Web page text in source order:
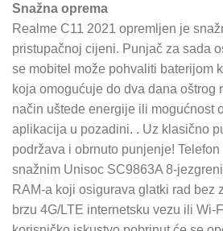
Snažna oprema
Realme C11 2021 opremljen je
pristupačnoj cijeni. Punjač za sada
se mobitel može pohvaliti baterijom
koja omogućuje do dva dana oštrog
način uštede energije ili mogućnost
aplikacija u pozadini. . Uz klasično
podržava i obrnuto punjenje!
snažnim Unisoc SC9863A 8-
RAM-a koji osigurava glatki rad bez
brzu 4G/LTE internetsku vezu ili Wi-